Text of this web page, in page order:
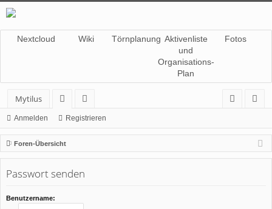
Nextcloud Wiki Törnplanung Aktivenliste
und
Organisations-
Plan
Fotos
Mytilus
or
en
itg
lie
de
r
m
el
ist
rie
Anmelden Registrieren
Foren-Übersicht
Passwort senden
Benutzername: